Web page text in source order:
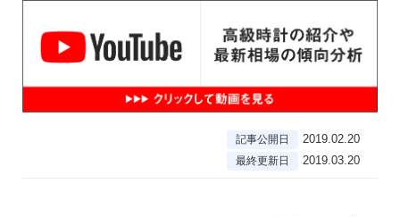
記事公開日 2019.02.20
最終更新日 2019.03.20